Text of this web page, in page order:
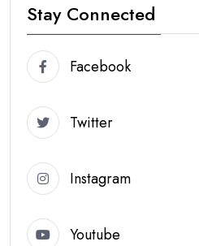
Stay Connected
Facebook
Twitter
Instagram
Youtube